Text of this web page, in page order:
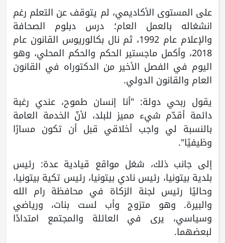
على المستوى الأكاديمي، لم يتوقف عن التعلم رغم
انشغاله بالعمل العام؛ درس دبلوم الصحافة
والإعلام عام 1992، ثم نال بكالوريوس القانون عام
2018، وأكمل ماجستير الحكم والحكم المحلي، وهو
اليوم في الفصل الأخير من الدكتوراه في القانون
العام والقانون الدولي.
يقول ربحي دولة: "أنا إنسان طموح، عندي رغبة
دائمة أقدّم شيء مميز للبلد، لأنّ الخدمة العامة
بالنسبة لي واجب أخلاقي قبل أن تكون مسارًا
وظيفيًا".
إلى جانب ذلك، شغل مواقع قيادية عدة: رئيس
بلدية بيتونيا، رئيس نادي بيتونيا، رئيس تكية بيتونيا،
وحاليًا رئيس لجنة الزكاة في محافظة رام الله
والبيرة. وهو متزوج وأب لست بنات، ورياضي
وسياسي، يرى في العائلة والمجتمع امتدادًا
لبعضهما.